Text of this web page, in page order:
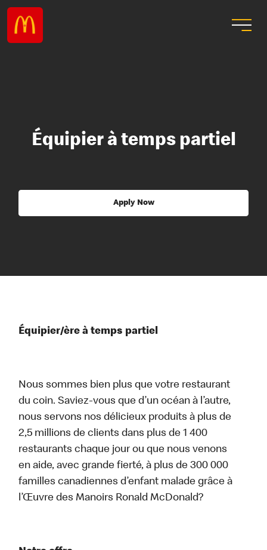
Équipier à temps partiel
Apply Now
Équipier/ère à temps partiel
Nous sommes bien plus que votre restaurant
du coin. Saviez-vous que d’un océan à l’autre,
nous servons nos délicieux produits à plus de
2,5 millions de clients dans plus de 1 400
restaurants chaque jour ou que nous venons
en aide, avec grande fierté, à plus de 300 000
familles canadiennes d’enfant malade grâce à
l’Œuvre des Manoirs Ronald McDonald?